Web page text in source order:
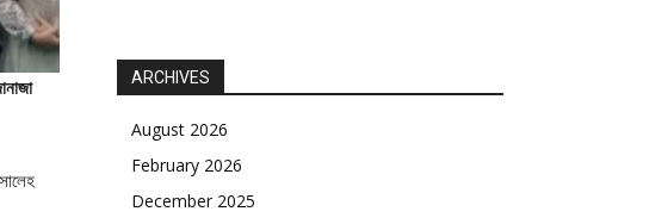
ARCHIVES
August 2026
February 2026
December 2025